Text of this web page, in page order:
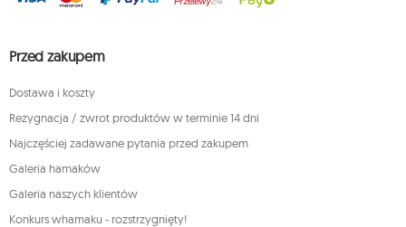
Przed zakupem
Dostawa i koszty
Rezygnacja / zwrot produktów w terminie 14 dni
Najczęściej zadawane pytania przed zakupem
Galeria hamaków
Galeria naszych klientów
Konkurs whamaku - rozstrzygnięty!